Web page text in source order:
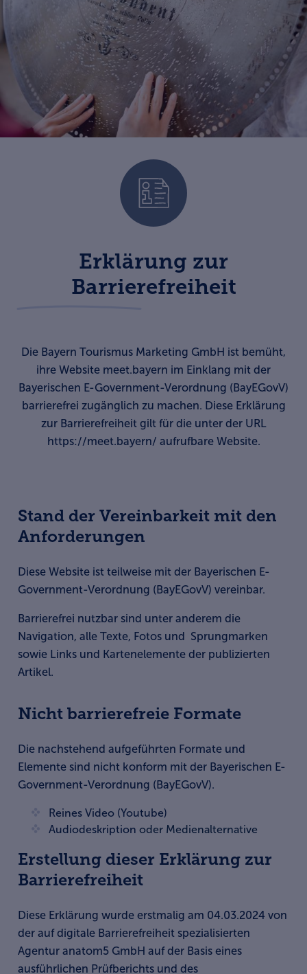
Erklärung zur
Barrierefreiheit
Die Bayern Tourismus Marketing GmbH ist bemüht,
ihre Website meet.bayern im Einklang mit der
Bayerischen E-Government-Verordnung (BayEGovV)
barrierefrei zugänglich zu machen. Diese Erklärung
zur Barrierefreiheit gilt für die unter der URL
https://meet.bayern/ aufrufbare Website.
Stand der Vereinbarkeit mit den
Anforderungen
Diese Website ist teilweise mit der Bayerischen E-
Government-Verordnung (BayEGovV) vereinbar.
Barrierefrei nutzbar sind unter anderem die
Navigation, alle Texte, Fotos und Sprungmarken
sowie Links und Kartenelemente der publizierten
Artikel.
Nicht barrierefreie Formate
Die nachstehend aufgeführten Formate und
Elemente sind nicht konform mit der Bayerischen E-
Government-Verordnung (BayEGovV).
Reines Video (Youtube)
Audiodeskription oder Medienalternative
Erstellung dieser Erklärung zur
Barrierefreiheit
Diese Erklärung wurde erstmalig am 04.03.2024 von
der auf digitale Barrierefreiheit spezialisierten
Agentur anatom5 GmbH auf der Basis eines
ausführlichen Prüfberichts und des